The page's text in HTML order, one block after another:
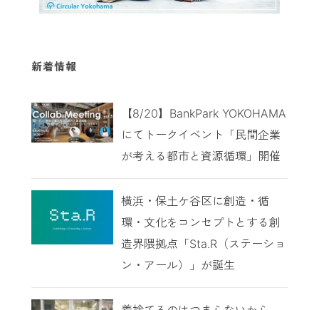
新着情報
【8/20】BankPark YOKOHAMA
にてトークイベント「民間企業
が考える都市と資源循環」開催
横浜・保土ケ谷区に創造・循
環・文化をコンセプトとする創
造界隈拠点「Sta.R（ステーショ
ン・アール）」が誕生